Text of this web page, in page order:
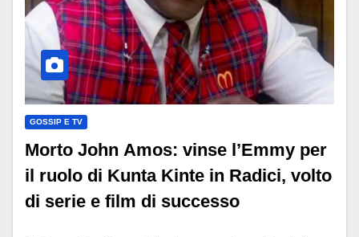
GOSSIP E TV
Morto John Amos: vinse l’Emmy per
il ruolo di Kunta Kinte in Radici, volto
di serie e film di successo